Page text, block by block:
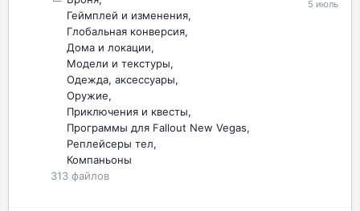
Геймплей и изменения
Глобальная конверсия
Дома и локации
Модели и текстуры
Одежда, аксессуары
Оружие
Приключения и квесты
Программы для Fallout New Vegas
Реплейсеры тел
Компаньоны
313 файлов